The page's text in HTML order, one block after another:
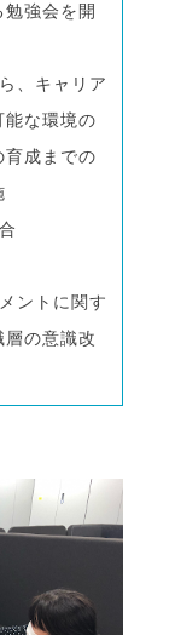
強会を開
、キャリア
能な環境の
成までの
ントに関す
の意識改